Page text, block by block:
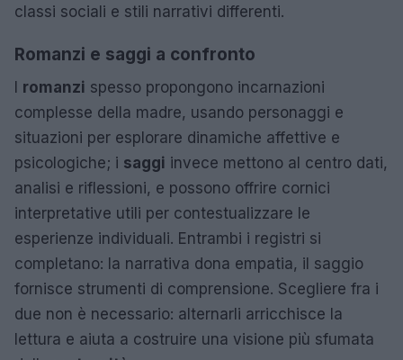
classi sociali e stili narrativi differenti.
Romanzi e saggi a confronto
I romanzi spesso propongono incarnazioni
complesse della madre, usando personaggi e
situazioni per esplorare dinamiche affettive e
psicologiche; i saggi invece mettono al centro dati,
analisi e riflessioni, e possono offrire cornici
interpretative utili per contestualizzare le
esperienze individuali. Entrambi i registri si
completano: la narrativa dona empatia, il saggio
fornisce strumenti di comprensione. Scegliere fra i
due non è necessario: alternarli arricchisce la
lettura e aiuta a costruire una visione più sfumata